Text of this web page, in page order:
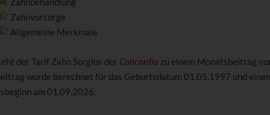
Zahnvorsorge
Allgemeine Merkmale
der Tarif Zahn Sorglos der Concordia zu einem Monatsbeitrag
wurde berechnet für das Geburtsdatum 01.05.1997 und einen
am 01.09.2026.